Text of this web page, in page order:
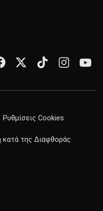
Ρυθμίσεις Cookies
κατά της Διαφθοράς